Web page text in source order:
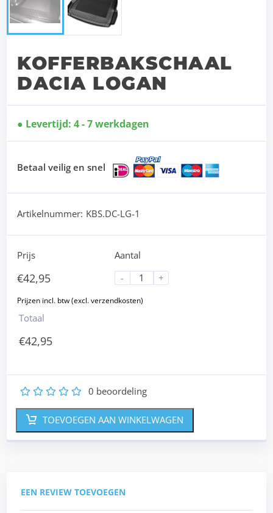
KOFFERBAKSCHAAL
DACIA LOGAN
Levertijd: 4 - 7 werkdagen
Betaal veilig en snel
Artikelnummer: KBS.DC-LG-1
Prijs
€42,95
Aantal
-
+
Totaal
€42,95
5
4
3
2 0 beoordeling
TOEVOEGEN AAN WINKELWAGEN
EEN REVIEW TOEVOEGEN